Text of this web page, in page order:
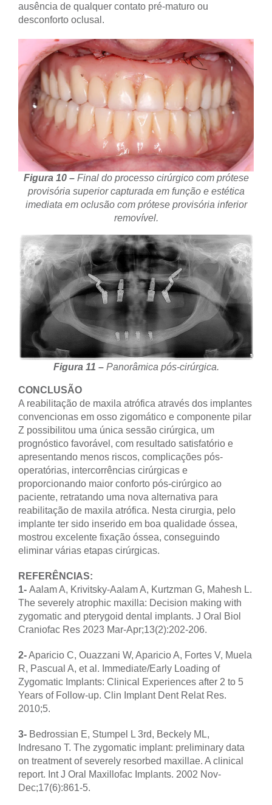
ausência de qualquer contato pré-maturo ou
desconforto oclusal.
Figura 10 – Final do processo cirúrgico com prótese
provisória superior capturada em função e estética
imediata em oclusão com prótese provisória inferior
removível.
Figura 11 – Panorâmica pós-cirúrgica.
CONCLUSÃO
A reabilitação de maxila atrófica através dos implantes
convencionas em osso zigomático e componente pilar
Z possibilitou uma única sessão cirúrgica, um
prognóstico favorável, com resultado satisfatório e
apresentando menos riscos, complicações pós-
operatórias, intercorrências cirúrgicas e
proporcionando maior conforto pós-cirúrgico ao
paciente, retratando uma nova alternativa para
reabilitação de maxila atrófica. Nesta cirurgia, pelo
implante ter sido inserido em boa qualidade óssea,
mostrou excelente fixação óssea, conseguindo
eliminar várias etapas cirúrgicas.
REFERÊNCIAS:
1- Aalam A, Krivitsky-Aalam A, Kurtzman G, Mahesh L.
The severely atrophic maxilla: Decision making with
zygomatic and pterygoid dental implants. J Oral Biol
Craniofac Res 2023 Mar-Apr;13(2):202-206.
2-Aparicio C, Ouazzani W, Aparicio A, Fortes V, Muela
R, Pascual A, et al. Immediate/Early Loading of
Zygomatic Implants: Clinical Experiences after 2 to 5
Years of Follow-up. Clin Implant Dent Relat Res.
2010;5.
3- Bedrossian E, Stumpel L 3rd, Beckely ML,
Indresano T. The zygomatic implant: preliminary data
on treatment of severely resorbed maxillae. A clinical
report. Int J Oral Maxillofac Implants. 2002 Nov-
Dec;17(6):861-5.